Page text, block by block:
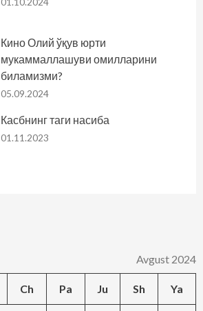
01.10.2024
Кино Олий ўқув юрти
мукаммаллашуви омилларини
биламизми?
05.09.2024
Касбнинг таги насиба
01.11.2023
Avgust 2024
Ch Pa Ju Sh Ya